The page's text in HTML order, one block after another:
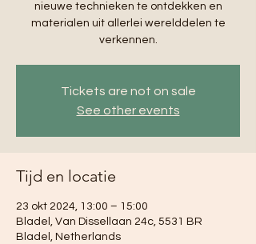
nieuwe technieken te ontdekken en
materialen uit allerlei werelddelen te
verkennen.
Tickets are not on sale
See other events
Tijd en locatie
23 okt 2024, 13:00 – 15:00
Bladel, Van Dissellaan 24c, 5531 BR
Bladel, Netherlands